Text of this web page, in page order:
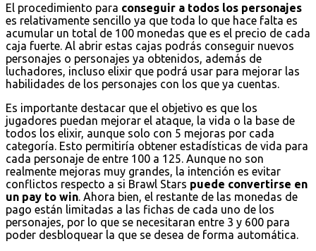
El procedimiento para conseguir a todos los personajes
es relativamente sencillo ya que toda lo que hace falta es
acumular un total de 100 monedas que es el precio de cada
caja fuerte. Al abrir estas cajas podrás conseguir nuevos
personajes o personajes ya obtenidos, además de
luchadores, incluso elixir que podrá usar para mejorar las
habilidades de los personajes con los que ya cuentas.
Es importante destacar que el objetivo es que los
jugadores puedan mejorar el ataque, la vida o la base de
todos los elixir, aunque solo con 5 mejoras por cada
categoría. Esto permitiría obtener estadísticas de vida para
cada personaje de entre 100 a 125. Aunque no son
realmente mejoras muy grandes, la intención es evitar
conflictos respecto a si Brawl Stars puede convertirse en
un pay to win . Ahora bien, el restante de las monedas de
pago están limitadas a las fichas de cada uno de los
personajes, por lo que se necesitaran entre 3 y 600 para
poder desbloquear la que se desea de forma automática.